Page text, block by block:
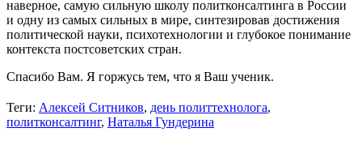
наверное, самую сильную школу политконсалтинга в России
и одну из самых сильных в мире, синтезировав достижения
политической науки, психотехнологии и глубокое понимание
контекста постсоветских стран.
Спасибо Вам. Я горжусь тем, что я Ваш ученик.
Теги: Алексей Ситников, день политтехнолога,
политконсалтинг, Наталья Гундерина